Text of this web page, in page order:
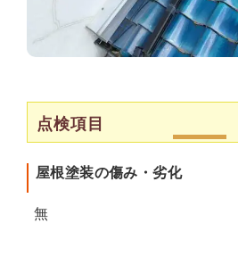
点検項目
屋根塗装の傷み・劣化
無